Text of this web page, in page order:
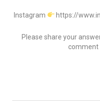
Instagram https://
Please share your
comment